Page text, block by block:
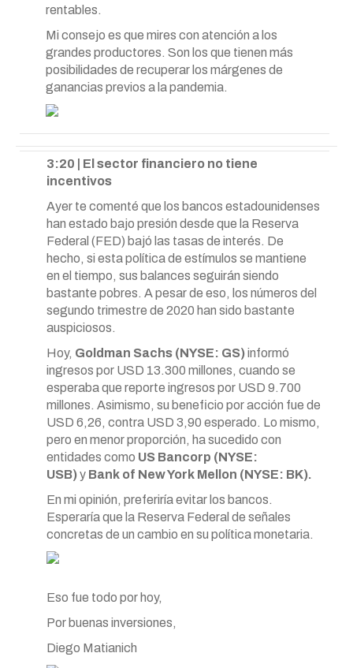
rentables.
Mi consejo es que mires con atención a los
grandes productores. Son los que tienen más
posibilidades de recuperar los márgenes de
ganancias previos a la pandemia.
3:20 | El sector financiero no tiene
incentivos
Ayer te comenté que los bancos estadounidenses
han estado bajo presión desde que la Reserva
Federal (FED) bajó las tasas de interés. De
hecho, si esta política de estímulos se mantiene
en el tiempo, sus balances seguirán siendo
bastante pobres. A pesar de eso, los números del
segundo trimestre de 2020 han sido bastante
auspiciosos.
Hoy, Goldman Sachs (NYSE: GS)informó
ingresos por USD 13.300 millones, cuando se
esperaba que reporte ingresos por USD 9.700
millones. Asimismo, su beneficio por acción fue de
USD 6,26, contra USD 3,90 esperado. Lo mismo,
pero en menor proporción, ha sucedido con
entidades como US Bancorp (NYSE:
USB)y Bank of New York Mellon (NYSE: BK).
En mi opinión, preferiría evitar los bancos.
Esperaría que la Reserva Federal de señales
concretas de un cambio en su política monetaria.
Eso fue todo por hoy,
Por buenas inversiones,
Diego Matianich